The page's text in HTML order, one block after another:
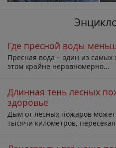
Где пресной воды
Пресная вода – один из
этом крайне неравномерно...
Длинная тень лесных
здоровье
Дым от лесных пожаров может
тысячи километров,